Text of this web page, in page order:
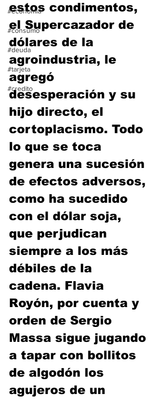
#economia
#consumo
#deuda
#tarjeta
#credito
estos condimentos,
el Supercazador de
dólares de la
agroindustria, le
agregó
desesperación y su
hijo directo, el
cortoplacismo. Todo
lo que se toca
genera una sucesión
de efectos adversos,
como ha sucedido
con el dólar soja,
que perjudican
siempre a los más
débiles de la
cadena. Flavia
Royón, por cuenta y
orden de Sergio
Massa sigue jugando
a tapar con bollitos
de algodón los
agujeros de un